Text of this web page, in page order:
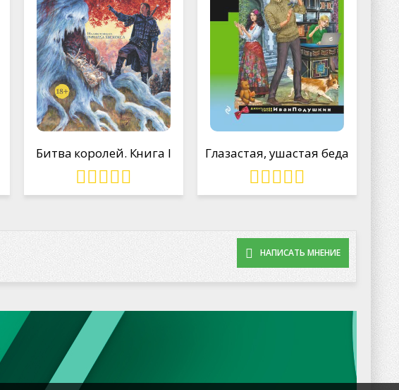
Битва королей. Книга I Глазастая, ушастая беда
НАПИСАТЬ МНЕНИЕ